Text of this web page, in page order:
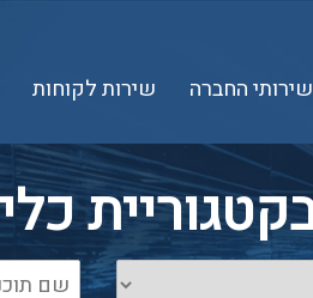
שירותי החברה שירות לקוחות